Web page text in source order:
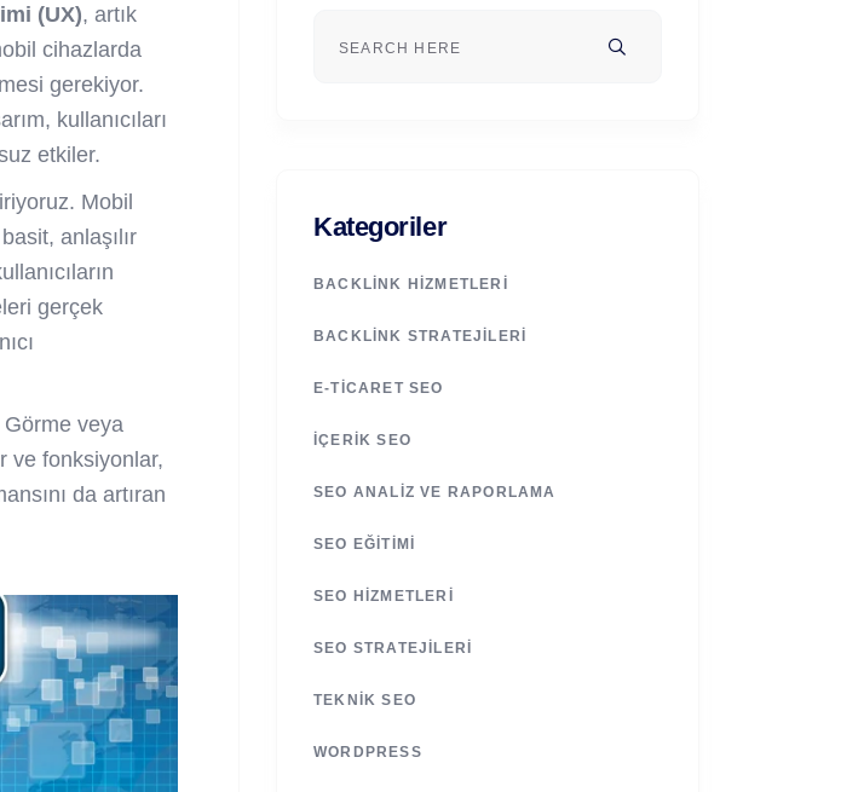
(UX), artık
cihazlarda
gerekiyor.
kullanıcıları
etkiler.
Mobil
anlaşılır
gerçek
veya
ve fonksiyonlar,
da artıran
Kategoriler
BACKLINK HIZMETLERI
BACKLINK STRATEJILERI
E-TICARET SEO
İÇERIK SEO
SEO ANALIZ VE RAPORLAMA
SEO EĞITIMI
SEO HIZMETLERI
SEO STRATEJILERI
TEKNIK SEO
WORDPRESS